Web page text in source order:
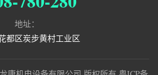
地址：
都区炭步黄村工业区